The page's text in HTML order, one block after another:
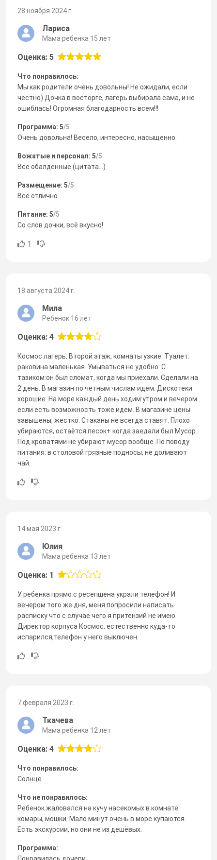
28 ноября 2024 г.
Лариса
Мама ребенка 15 лет
Оценка: 5
Что понравилось:
Мы как родители очень довольны! Не ожидали, если
честно) Дочка в восторге, лагерь выбирала сама, и не
ошиблась! Огромная благодарность всем!!!
Программа: 5/5
Очень довольна! Весело, интересно, насыщенно.
Вожатые и персонал: 5/5
Все обалденные (цитата...)
Размещение: 5/5
Всё отлично
Питание: 5/5
Со слов дочки, всё вкусно!
1
18 августа 2024 г.
Мила
Ребенок 16 лет
Оценка: 4
Космос лагерь. Второй этаж, комнаты узкие. Туалет:
раковина маленькая. Умываться не удобно. С
тазиком:он был сломат, когда мы приехали. Сделали на
2 день. В магазин по четным числам идем. Дискотеки
хорошие. На море каждый день ходим:утром и вечером
если есть возможность тоже идем. В магазине цены
завышены, жестко. Стаканы не всегда ставят. Плохо
убираются, остаётся песок+ когда заедали был Мусор.
Под кроватями не убирают мусор вообще .По поводу
питания: в столовой грязные подносы, не доливают
чай.
14 мая 2023 г.
Юлия
Мама ребенка 13 лет
Оценка: 1
У ребенка прямо с ресепшена украли телефон! И
вечером того же дня, меня попросили написать
расписку что с случае чего я притензий не имею.
Директор корпуса Космос, естественно куда-то
испарился,телефон у него выключен.
7 февраля 2023 г.
Ткачева
Мама ребенка 12 лет
Оценка: 4
Что понравилось:
Солнце
Что не понравилось:
Ребенок жаловался на кучу насекомых в комнате:
комары, мошки. Мало минут очень в море купаются.
Есть экскурсии, но они не из дешёвых.
Программа:
Понравилась дочери